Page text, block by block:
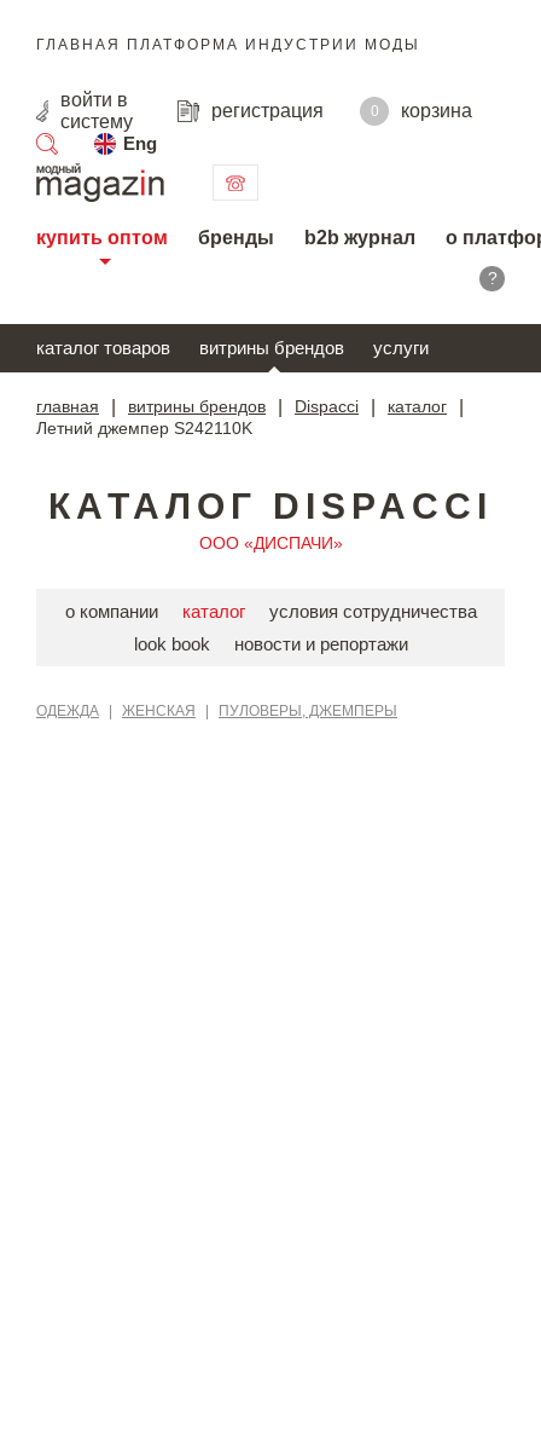
ГЛАВНАЯ ПЛАТФОРМА ИНДУСТРИИ МОДЫ
войти в
систему
регистрация 0
корзина
Eng
поиск
купить оптом бренды b2b журнал о
?
каталог товаров витрины брендов услуги
главная витрины брендов Dispacci каталог
Летний джемпер S242110K
КАТАЛОГ DISPACCI
ООО «ДИСПАЧИ»
о компании каталог
условия сотрудничества
look book
новости и репортажи
ОДЕЖДА ЖЕНСКАЯ ПУЛОВЕРЫ, ДЖЕМПЕРЫ